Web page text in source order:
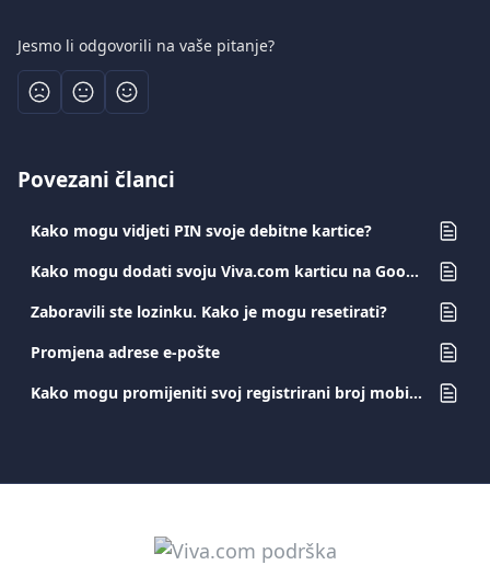
Jesmo li odgovorili na vaše pitanje?
Povezani članci
Kako mogu vidjeti PIN svoje debitne kartice?
Kako mogu dodati svoju Viva.com karticu na Google Pay?
Zaboravili ste lozinku. Kako je mogu resetirati?
Promjena adrese e-pošte
Kako mogu promijeniti svoj registrirani broj mobitela?